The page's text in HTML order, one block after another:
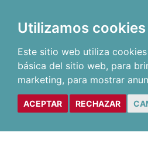
Utilizamos cookies
Este sitio web utiliza
básica del sitio web, para
marketing, para mostrar
ACEPTAR RECHAZAR